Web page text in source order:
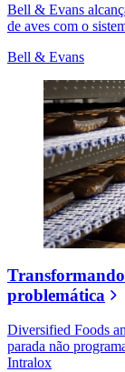
Bell & Evans
de aves com o
Bell & Evans
problemática
Diversified Foods
parada não
Intralox